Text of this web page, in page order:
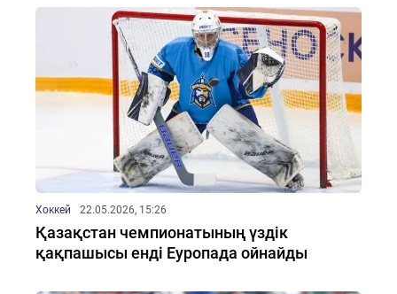
Хоккей 22.05.2026, 15:26
Қазақстан чемпионатының үздік
қақпашысы енді Еуропада ойнайды